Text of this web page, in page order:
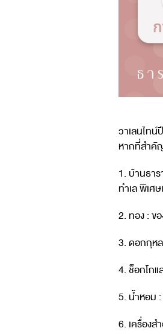
วาเลนไท
หากที่สำคั
1. บ้านธา
ทำเล พิเศ
2. ทอง : ข
3. ดอกกุห
4. ช็อกโก
5. น้ำหอม
6. เครื่องส